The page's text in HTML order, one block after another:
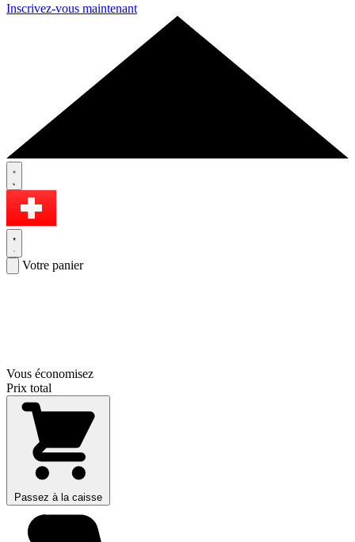
Inscrivez-vous maintenant
Votre panier
Vous économisez
Prix total
Passez à la caisse